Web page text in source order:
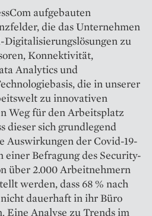
aufgebauten
die das Unternehmen
zu
Konnektivität,
Analytics und
die in unserer
zu innovativen
Weg für den Arbeitsplatz
dieser sich grundlegend
Auswirkungen der Covid-19-
einer Befragung des Security-
über 2.000 Arbeitnehmern
werden, dass 68 % nach
dauerhaft in ihr Büro
Eine Analyse zu Trends im